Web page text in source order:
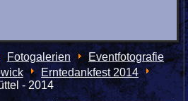
Fotogalerien
Eventfotografie
Erntedankfest 2014
- 2014